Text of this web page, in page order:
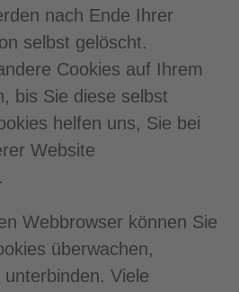
nach Ende Ihrer
selbst gelöscht.
Cookies auf Ihrem
bis Sie diese selbst
helfen uns, Sie bei
Website
Webbrowser können Sie
überwachen,
Viele